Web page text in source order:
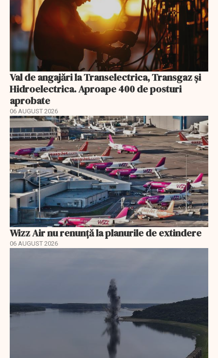
Val de angajări la Transelectrica, Transgaz și
Hidroelectrica. Aproape 400 de posturi
aprobate
06 AUGUST 2026
Wizz Air nu renunță la planurile de extindere
06 AUGUST 2026